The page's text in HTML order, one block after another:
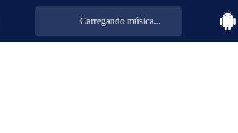
Carregando música...